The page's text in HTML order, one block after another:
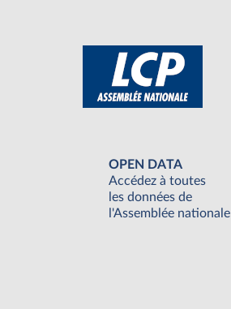
OPEN DATA
Accédez à toutes
les données de
l'Assemblée nationale